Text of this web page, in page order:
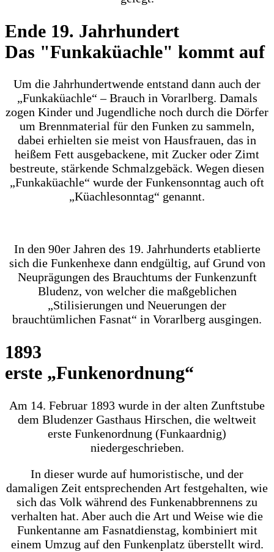
Ende 19. Jahrhundert
Das "Funkaküachle" kommt auf
Um die Jahrhundertwende entstand dann auch der
„Funkaküachle“ – Brauch in Vorarlberg. Damals
zogen Kinder und Jugendliche noch durch die Dörfer
um Brennmaterial für den Funken zu sammeln,
dabei erhielten sie meist von Hausfrauen, das in
heißem Fett ausgebackene, mit Zucker oder Zimt
bestreute, stärkende Schmalzgebäck. Wegen diesen
„Funkaküachle“ wurde der Funkensonntag auch oft
„Küachlesonntag“ genannt.
In den 90er Jahren des 19. Jahrhunderts etablierte
sich die Funkenhexe dann endgültig, auf Grund von
Neuprägungen des Brauchtums der Funkenzunft
Bludenz, von welcher die maßgeblichen
„Stilisierungen und Neuerungen der
brauchtümlichen Fasnat“ in Vorarlberg ausgingen.
1893
erste „Funkenordnung“
Am 14. Februar 1893 wurde in der alten Zunftstube
dem Bludenzer Gasthaus Hirschen, die weltweit
erste Funkenordnung (Funkaardnig)
niedergeschrieben.
In dieser wurde auf humoristische, und der
damaligen Zeit entsprechenden Art festgehalten, wie
sich das Volk während des Funkenabbrennens zu
verhalten hat. Aber auch die Art und Weise wie die
Funkentanne am Fasnatdienstag, kombiniert mit
einem Umzug auf den Funkenplatz überstellt wird.